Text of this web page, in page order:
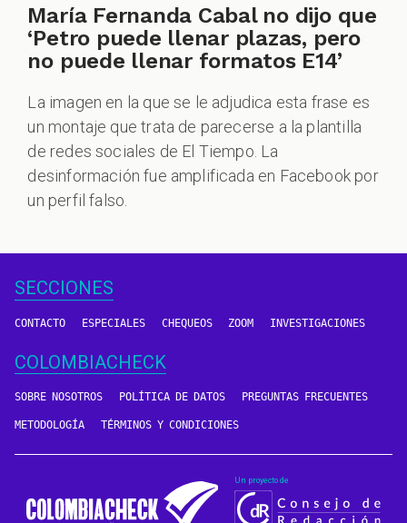
María Fernanda Cabal no dijo que
‘Petro puede llenar plazas, pero
no puede llenar formatos E14’
La imagen en la que se le adjudica esta frase es
un montaje que trata de parecerse a la plantilla
de redes sociales de El Tiempo. La
desinformación fue amplificada en Facebook por
un perfil falso.
SECCIONES
CONTACTO ESPECIALES CHEQUEOS ZOOM INVESTIGACIONES
COLOMBIACHECK
SOBRE NOSOTROS POLÍTICA DE DATOS PREGUNTAS FRECUENTES
METODOLOGÍA TÉRMINOS Y CONDICIONES
Un proyecto de